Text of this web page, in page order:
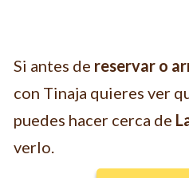
Si antes de reservar o
con Tinaja quieres ver
puedes hacer cerca de
verlo.